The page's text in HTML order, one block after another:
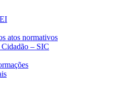
atos normativos
– SIC